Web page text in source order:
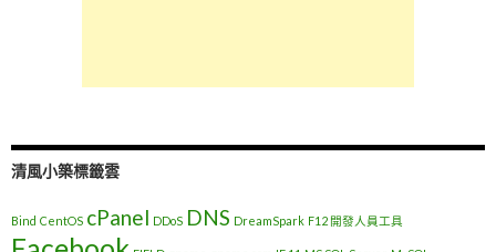
清風小築標籤雲
Bind CentOS cPanel DDoS DNS DreamSpark F12 開發人員工具